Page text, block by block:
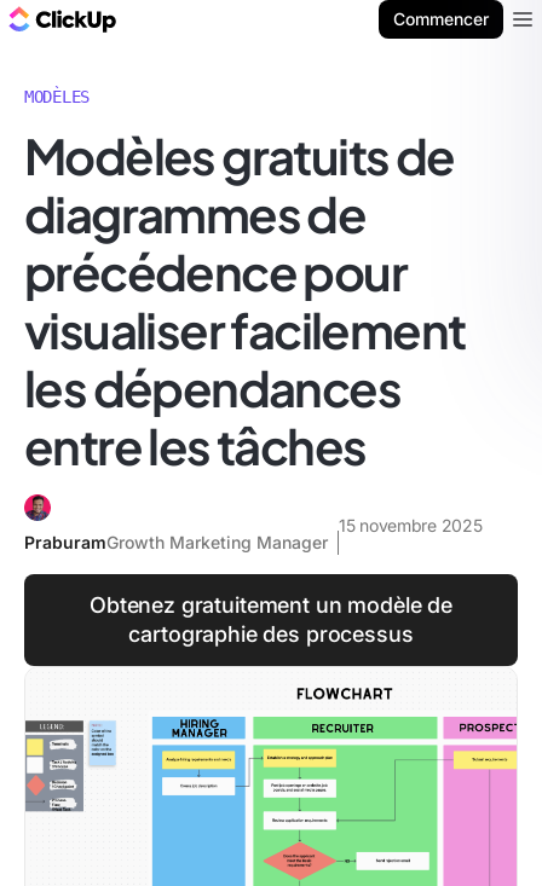
Commencer
MODÈLES
Modèles gratuits de
diagrammes de
précédence pour
visualiser facilement
les dépendances
entre les tâches
PraburamGrowth Marketing Manager
15 novembre 2025
Obtenez gratuitement un modèle de
cartographie des processus